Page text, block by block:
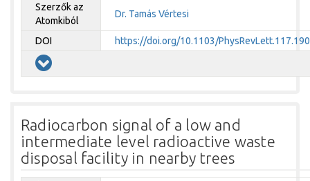
Szerzők az
Atomkiból
Dr. Tamás Vértesi
DOI https://doi.org/10.1103/
Radiocarbon signal of a low and
intermediate level radioactive waste
disposal facility in nearby trees